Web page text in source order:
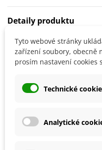
Detaily produktu
SOUVISEJÍCÍ PRODUKTY
Tyto webové stránky
zařízení soubory, obecně
prosím nastavení
Technické
Analytické